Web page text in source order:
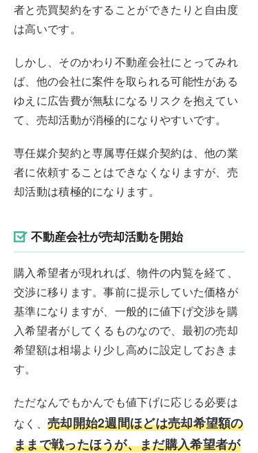
者と売買契約をすることができたりと自由度
は高いです。
しかし、そのかわり不動産会社にとってみれ
ば、他の会社に案件を取られる可能性がある
ゆえに広告費が無駄になるリスクを抱えてい
て、売却活動が消極的になりやすいです。
専任媒介契約と専属専任媒介契約は、他の業
者に依頼することはできなくなりますが、売
却活動は積極的になります。
不動産会社が売却活動を開始
購入希望者が現れれば、物件の内覧を経て、
交渉に移ります。事前に提示していた価格が
基準になりますが、一般的に値下げ交渉を購
入希望者がしてくるものなので、最初の売却
希望額は相場より少し高めに設定しておきま
す。
ただなんでもかんでも値下げに応じる必要は
なく、 売却開始2週間ほどは売却希望額の
ままで戦ったほうが、まだ購入希望者が